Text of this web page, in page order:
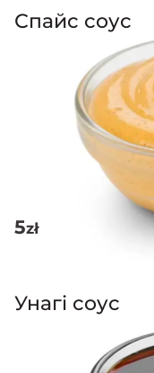
Спайс соус
5zł
Унагі соус